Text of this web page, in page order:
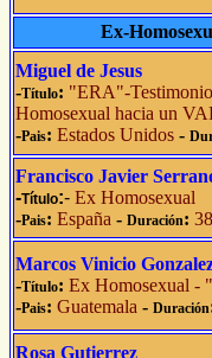
Ex-
Miguel de Jesus
-Título: "ERA"-
Homosexual hacia un
-Pais: Estados Unidos -
Francisco Javier
-Título:- Ex Homosexual
-Pais: España - Duración:
Marcos Vinicio
-Título: Ex Homosexual -
-Pais: Guatemala - Duración
Rosa Gutierrez